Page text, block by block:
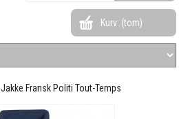
Kurv: (tom)
Jakke Fransk Politi Tout-Temps